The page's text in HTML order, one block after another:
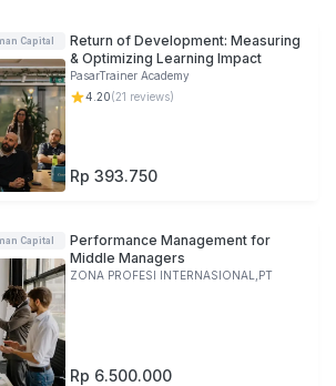
Capital
Return of Development: Measuring
& Optimizing Learning Impact
PasarTrainer Academy
4.20(21 reviews)
Rp 393.750
Capital
Performance Management for
Middle Managers
ZONA PROFESI INTERNASIONAL,PT
Rp 6.500.000